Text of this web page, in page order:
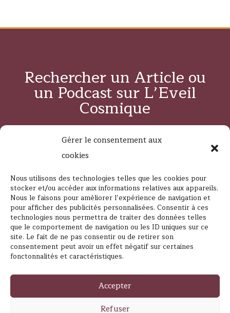
Gérer le consentement aux
cookies
Nous utilisons des technologies telles que les cookies pour
stocker et/ou accéder aux informations relatives aux appareils.
Nous le faisons pour améliorer l’expérience de navigation et
pour afficher des publicités personnalisées. Consentir à ces
technologies nous permettra de traiter des données telles
que le comportement de navigation ou les ID uniques sur ce
site. Le fait de ne pas consentir ou de retirer son
consentement peut avoir un effet négatif sur certaines
fonctonnalités et caractéristiques.
Accepter
Refuser
Rechercher un Article ou
un Podcast sur L’Eveil
Cosmique
Suivez L’Eveil Cosmique